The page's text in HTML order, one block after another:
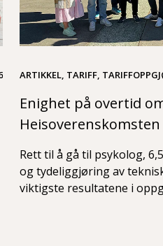
ARTIKKEL, TARIFF,
Enighet på overtid
Heisoverenskomsten
Rett til å gå til psykolog,
og tydeliggjøring av
viktigste resultatene i